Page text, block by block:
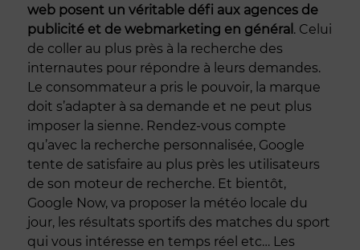
web posent un véritable défi aux agences de
publicité et de webmarketing en général . Celui
de coller au plus près à la recherche des
internautes pour répondre à leurs demandes.
Le consommateur a pris le pouvoir, la marque
doit s’adapter à sa demande et ne peut plus
imposer la sienne. Rendez-vous compte
qu’avec la recherche personnalisée, Google
tente de satisfaire au plus près les utilisateurs
de son moteur de recherche. Et bientôt,
Google Now, va proposer la météo locale du
jour, les résultats sportifs des matches du sport
qui vous intéresse en temps réel etc… Les